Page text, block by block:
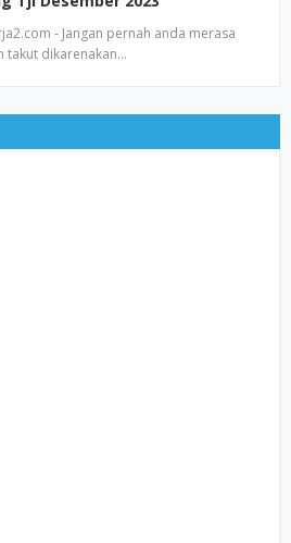
- Jangan pernah anda merasa
takut dikarenakan…